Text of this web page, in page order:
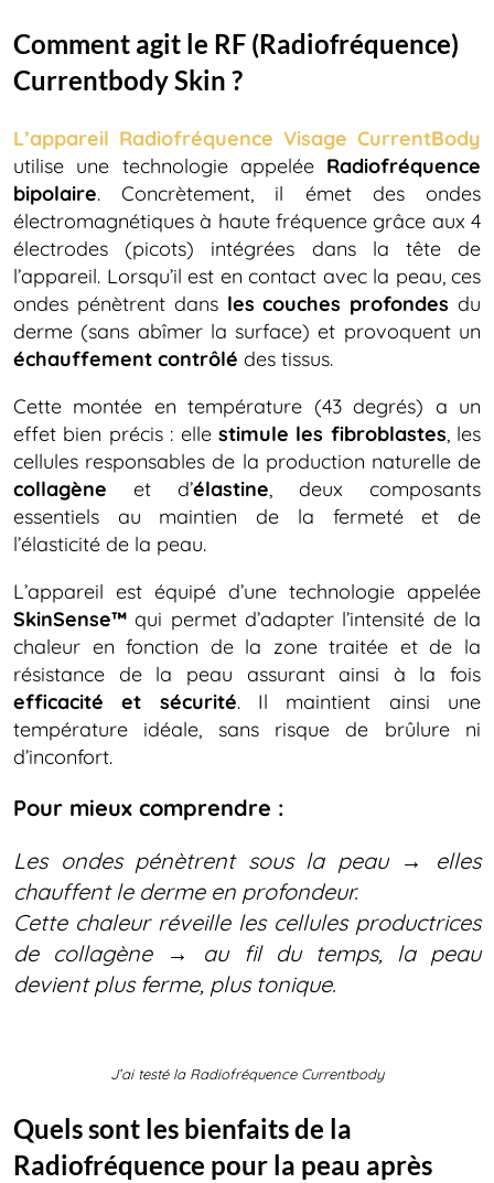
Comment agit le RF (Radiofréquence)
Currentbody Skin ?
L’appareil Radiofréquence Visage CurrentBody
utilise une technologie appelée Radiofréquence
bipolaire. Concrètement, il émet des ondes
électromagnétiques à haute fréquence grâce aux 4
électrodes (picots) intégrées dans la tête de
l’appareil. Lorsqu’il est en contact avec la peau, ces
ondes pénètrent dans les couches profondes du
derme (sans abîmer la surface) et provoquent un
échauffement contrôlé des tissus.
Cette montée en température (43 degrés) a un
effet bien précis : elle stimule les fibroblastes, les
cellules responsables de la production naturelle de
collagène et d’élastine, deux composants
essentiels au maintien de la fermeté et de
l’élasticité de la peau.
L’appareil est équipé d’une technologie appelée
SkinSense™ qui permet d’adapter l’intensité de la
chaleur en fonction de la zone traitée et de la
résistance de la peau assurant ainsi à la fois
efficacité et sécurité. Il maintient ainsi une
température idéale, sans risque de brûlure ni
d’inconfort.
Pour mieux comprendre :
Les ondes pénètrent sous la peau → elles
chauffent le derme en profondeur.
Cette chaleur réveille les cellules productrices
de collagène → au fil du temps, la peau
devient plus ferme, plus tonique.
J’ai testé la Radiofréquence Currentbody
Quels sont les bienfaits de la
Radiofréquence pour la peau après